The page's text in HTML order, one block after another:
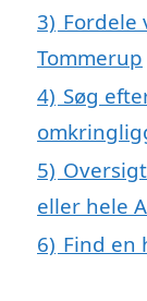
3) Fordele
Tommerup
4) Søg
5)
eller hele
6) Find en